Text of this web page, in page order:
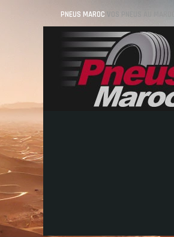
PNEUS MAROC VOS PNEUS AU